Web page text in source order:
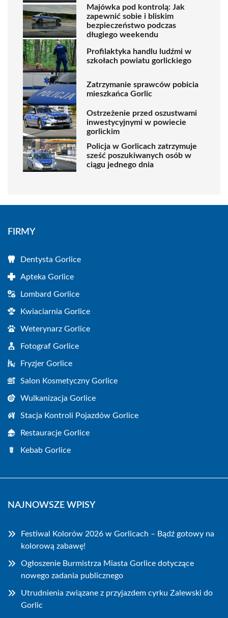
Majówka pod kontrolą: Jak
zapewnić sobie i bliskim
bezpieczeństwo podczas
długiego weekendu
Profilaktyka handlu ludźmi w
szkołach powiatu gorlickiego
Zatrzymanie sprawców pobicia
mieszkańca Gorlic
Ostrzeżenie przed oszustwami
inwestycyjnymi w powiecie
gorlickim
Policja w Gorlicach zatrzymuje
sześć poszukiwanych osób w
ciągu jednego dnia
FIRMY
Dentysta Gorlice
Apteka Gorlice
Lombard Gorlice
Kwiaciarnia Gorlice
Weterynarz Gorlice
Fotograf Gorlice
Fryzjer Gorlice
Salon Kosmetyczny Gorlice
Wulkanizacja Gorlice
Stacja Kontroli Pojazdów Gorlice
Restauracje Gorlice
Kebab Gorlice
NAJNOWSZE WPISY
Festiwal Kolorów 2026 w Gorlicach – Bądź gotowy na
kolorową zabawę!
Ogłoszenie Burmistrza Miasta Gorlice dotyczące
nowego zadania publicznego
Utrudnienia związane z przyjazdem cyrku Zalewski do
Gorlic